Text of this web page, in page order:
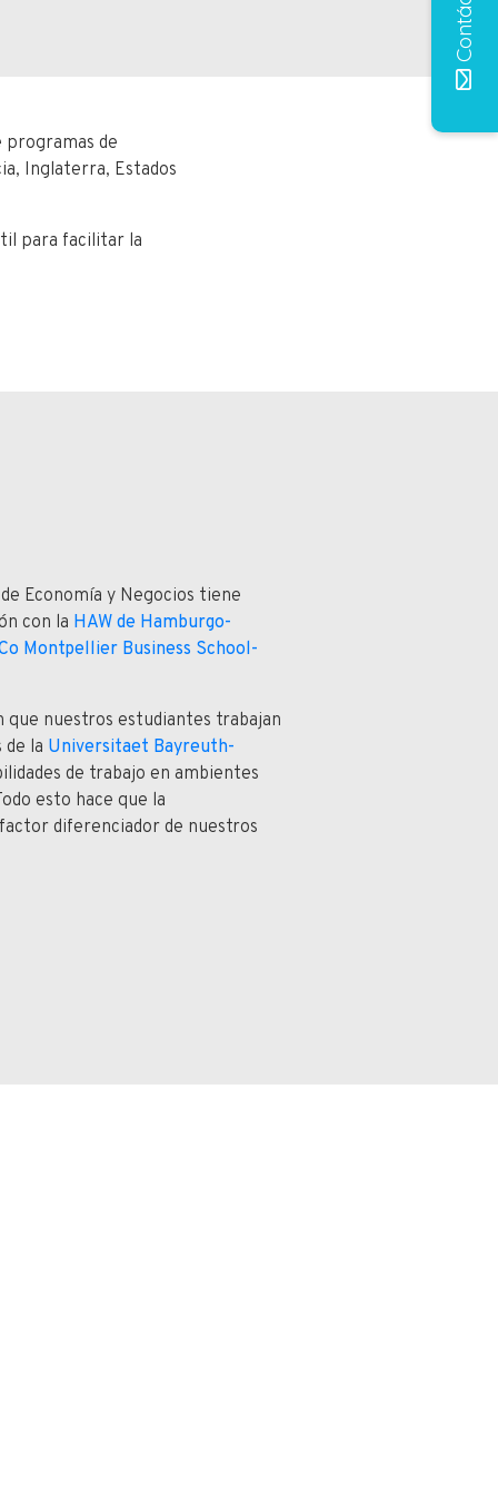
programas de
Inglaterra, Estados
para facilitar la
Economía y Negocios tiene
con la HAW de Hamburgo-
Montpellier Business School-
que nuestros estudiantes trabajan
la Universitaet Bayreuth-
de trabajo en ambientes
esto hace que la
diferenciador de nuestros